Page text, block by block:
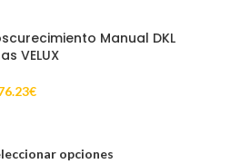
Manual DKL
VELUX
€
opciones